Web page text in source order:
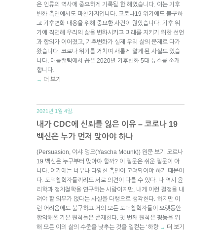
은 인류의 역사에 중요하게 기록될 한 해였습니다. 이는 기후
변화 측면에서도 마찬가지입니다. 코로나19 위기에도 불구하
고 기후변화 대응을 위해 중요한 사건이 많았습니다. 기후 위
기에 직면해 우리의 삶을 변화시키고 미래를 지키기 위한 선언
과 합의가 이어졌고, 기후변화가 실제 우리 삶의 문제로 다가
왔습니다. 코로나 위기를 거치며 새롭게 알게 된 사실도 있습
니다. 애틀랜틱에서 꼽은 2020년 기후변화 5대 뉴스를 소개
합니다.
→ 더 보기
2021년 1월 4일.
내가 CDC에 신뢰를 잃은 이유 – 코로나 19
백신은 누가 먼저 맞아야 하나
(Persuasion, 야샤 멍크(Yascha Mounk)) 원문 보기 코로나
19 백신은 누구부터 맞아야 할까? 이 질문은 쉬운 질문이 아
니다. 여기에는 너무나 다양한 측면이 고려되어야 하기 때문이
다. 도덕철학자들끼리도 서로 의견이 다를 수 있다. 나 역시 윤
리학과 정치철학을 연구하는 사람이지만, 내게 이런 결정을 내
려야 할 의무가 없다는 사실을 다행으로 생각한다. 하지만 이
런 어려움에도 불구하고 거의 모든 도덕철학자들이 오랫동안
합의해온 기본 원칙들은 존재한다. 첫 번째 원칙은 평등을 위
해 모든 이의 삶의 수준을 낮추는 것을 일컫는 ‘하향 → 더 보기